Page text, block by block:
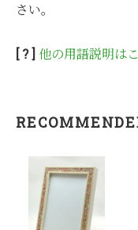
さい。
[ ? ] 他の用語説明は